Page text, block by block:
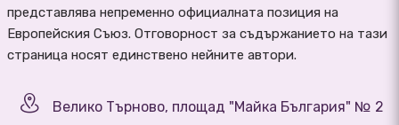
представлява непременно официалната позиция на
Европейския Съюз. Отговорност за съдържанието на тази
страница носят единствено нейните автори.
Велико Търново, площад "Майка България" № 2